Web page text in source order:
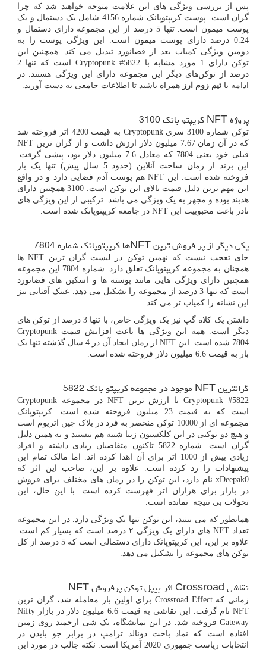
پس از بررسی ویژگی های این علامت متوجه خواهید شد که چرا
گران است. پوست کریپتوپانک شماره 4156 شامل یک دستمال و یک
پوست میمون است. تنها 5 درصد از این مجموعه دارای دستمال و
0.24 درصد دارای پوست میمون است. این ویژگی پوست را به
دومین ویژگی کمیاب بعد از فضانورد تبدیل می کند. همچنین این
توکن دارای 1 مورد مشابه با
Cryptopunk #5822
است که تنها 2
درصد از توکن‌های دیگر این مجموعه دارای این ویژگی هستند. در
ادامه با تیم زوم ارز همراه باشید تا اطلاعات جامعی به دست آورید.
پروژهNFTکریپتو بانک 3100
توکن شماره 3100 سری Cryptopunk
به قیمت 4200 اتر فروخته شد
که در آن زمان 7.67 میلیون دلار ارزش داشت و از گران ترین
NFT
قبلی خود یعنی 7804 که معادل 7.6 میلیون دلار بود، پیشی گرفت.
این برند از زمان ساخت آنلاین (حدود 5 سال پیش) تنها یک بار
فروخته شده است. این NFTهم پوست آدم فضایی دارد و در واقع
این مهم ترین دلیل قیمت بالای این توکن است. 3100 همچنین دارای
هدبند بوده و مجهز به یک ویژگی می باشد. ترکیبی از این ویژگی های
نادر باعث محبوبیت این NFT در جامعه کریپتوپانک شده است.
یکی دیگر از پر فروش ترینNFTها کریپتوپانک شماره 7804
جای تعجب نیست که نهمین توکن در لیست گران ترین NFTها
همچنان به مجموعه کریپتوپانک تعلق دارد. شماره 7804 این مجموعه
همچنین دارای ویژگی هایی مانند پوسته ها و اسکین های فضانورد
است که تنها 3 درصد از مجموعه را تشکیل می دهد. عینک آفتابی نیز
این نشانه را کمیاب ‌تر می کند.
داشتن یک کلاه گپ نیز یک ویژگی خاص، با تنها 3 درصد از توکن های
دیگر است. همه این ویژگی ها باعث افزایش قیمت Cryptopunk
7804 شده است. این NFT
از زمان ایجاد آن در 4 سال گذشته تنها یک
بار به قیمت 6.6 میلیون دلار فروخته شده است.
گرانترینNFT موجود در مجموعه کریپتو بانک5822
Cryptopunk #5822با ارزش ترینNFT در مجموعه Cryptopunk
است که به قیمت 23 میلیون فروخته شده است. کریپتوپانک
مجموعه ای از 10000 توکن منحصر به فرد در بلاک چین اتریوم است
و هیچ دو توکنی در این کلکسیون زیبا شبیه هم نیستند و به همین دلیل
گران است. شماره 5822 تاکنون متقاضیان زیادی داشته و افراد
زیادی بیش از 1000 اتر برای آن اهدا کرده اند. اما مالک تمام این
پیشنهادات را رد کرده است. علاوه بر این، صاحب این اثر که
0
xDeepak نام دارد، این توکن را در زمان های مختلف برای فروش
در بازار برای هزاران اتر فهرست کرده است. با این حال، این
تحولات بی نتیجه نمانده است.
همانطور که می بینید، این توکن تنها یک ویژگی دارد. در این مجموعه
تعداد NFT
های دارای یک ویژگی ۲ درصد است که بسیار کم است.
علاوه بر این، این کریپتوپانک دارای دستمالی است که 5 درصد از کل
توکن های مجموعه را تشکیل می دهد.
نقاشیCrossroad اثر بیپل توکن پرفروشNFT
زمانی کهCrossroad Effect برای اولین بار معامله شد، گران ترین
NFT نام گرفت. این نقاشی به قیمت 6.6 میلیون دلار در بازار
Nifty
Gateway فروخته شد. در این نمایشگاه، یک شی ارجمند روی زمین
افتاده است که نماد باخت دونالد ترامپ در برابر جو بایدن در
انتخابات ریاست جمهوری 2020 آمریکا است. نکته جالب در مورد این